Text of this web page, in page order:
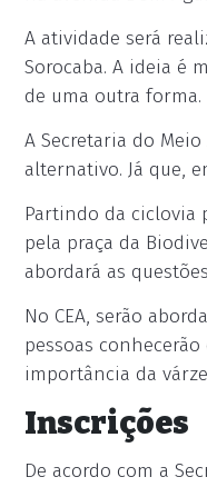
A atividade será
Sorocaba. A ideia é
de uma outra forma.
A Secretaria do
alternativo. Já que,
Partindo da ciclovia
pela praça da
abordará as
No CEA, serão
pessoas
importância da
Inscrições
De acordo com a